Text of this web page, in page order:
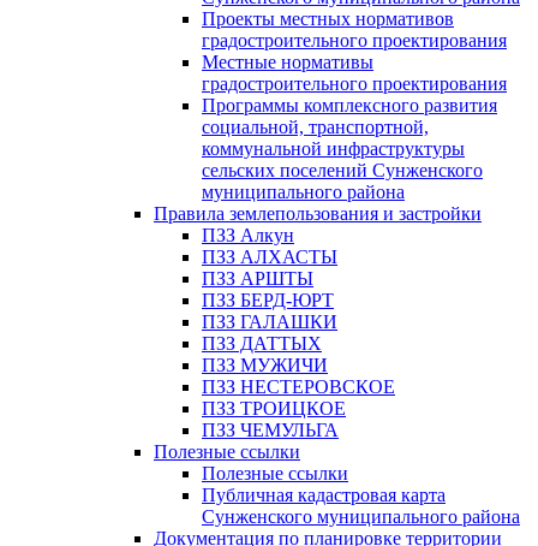
Проекты местных нормативов
градостроительного проектирования
Местные нормативы
градостроительного проектирования
Программы комплексного развития
социальной, транспортной,
коммунальной инфраструктуры
сельских поселений Сунженского
муниципального района
Правила землепользования и застройки
ПЗЗ Алкун
ПЗЗ АЛХАСТЫ
ПЗЗ АРШТЫ
ПЗЗ БЕРД-ЮРТ
ПЗЗ ГАЛАШКИ
ПЗЗ ДАТТЫХ
ПЗЗ МУЖИЧИ
ПЗЗ НЕСТЕРОВСКОЕ
ПЗЗ ТРОИЦКОЕ
ПЗЗ ЧЕМУЛЬГА
Полезные ссылки
Полезные ссылки
Публичная кадастровая карта
Сунженского муниципального района
Документация по планировке территории